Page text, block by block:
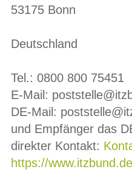
53175 Bonn
Deutschland
Tel.: 0800 800 75451
E-Mail:
DE-Mail:
und Empfänger das
direkter Kontakt:
https://